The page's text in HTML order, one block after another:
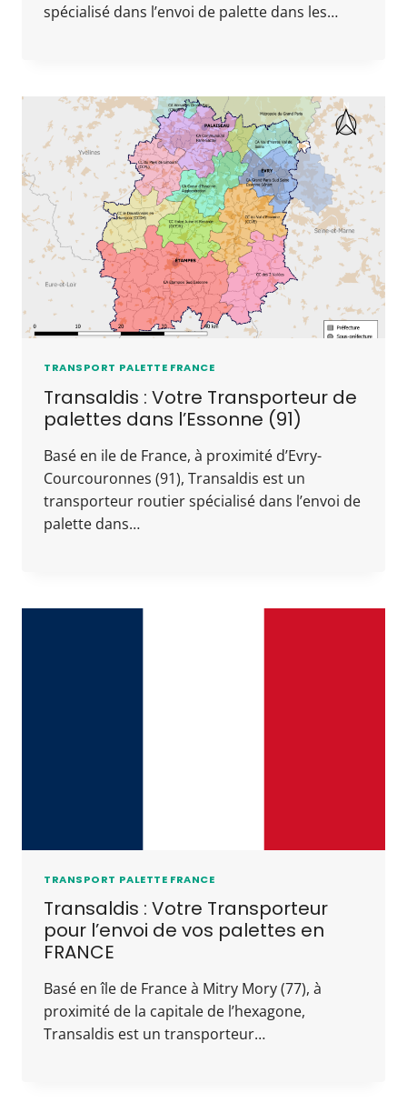
spécialisé dans l’envoi de palette dans les…
TRANSPORT PALETTE FRANCE
Transaldis : Votre Transporteur de
palettes dans l’Essonne (91)
Basé en ile de France, à proximité d’Evry-
Courcouronnes (91), Transaldis est un
transporteur routier spécialisé dans l’envoi de
palette dans…
TRANSPORT PALETTE FRANCE
Transaldis : Votre Transporteur
pour l’envoi de vos palettes en
FRANCE
Basé en île de France à Mitry Mory (77), à
proximité de la capitale de l’hexagone,
Transaldis est un transporteur…